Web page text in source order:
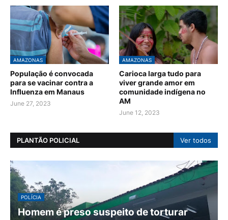
AMAZONAS
População é convocada
para se vacinar contra a
Influenza em Manaus
June 27, 2023
AMAZONAS
Carioca larga tudo para
viver grande amor em
comunidade indígena no
AM
June 12, 2023
PLANTÃO POLICIAL Ver todos
POLÍCIA
Homem é preso suspeito de torturar